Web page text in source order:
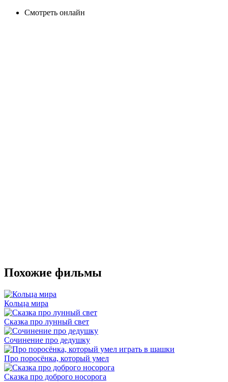
Смотреть онлайн
Похожие фильмы
Кольца мира
Сказка про лунный свет
Сочинение про дедушку
Про поросёнка, который умел
Сказка про доброго носорога